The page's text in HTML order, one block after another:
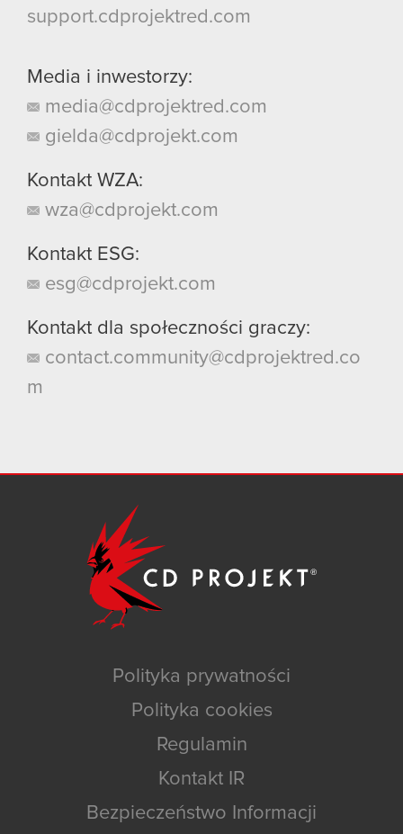
support.cdprojektred.com
Media i inwestorzy:
media@cdprojektred.com
gielda@cdprojekt.com
Kontakt WZA:
wza@cdprojekt.com
Kontakt ESG:
esg@cdprojekt.com
Kontakt dla społeczności graczy:
contact.community@cdprojektred.co
m
Polityka prywatności
Polityka cookies
Regulamin
Kontakt IR
Bezpieczeństwo Informacji